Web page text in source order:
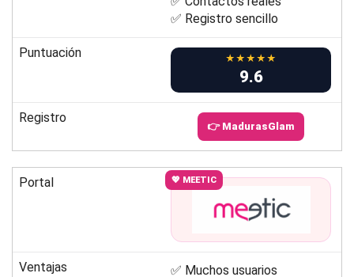
✅ Registro sencillo
Puntuación ★★★★★
9.6
Registro
👉 MadurasGlam
Portal 💖 MEETIC
Ventajas
✅ Muchos usuarios